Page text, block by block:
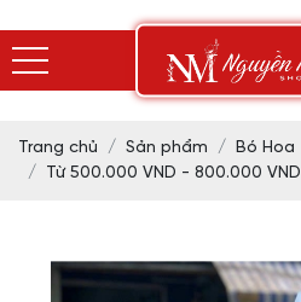
Trang chủ Sản phẩm
Bó Hoa
Từ 500.000 VND - 800.000 VND